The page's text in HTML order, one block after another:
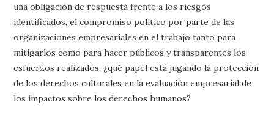
una obligación de respuesta frente a los riesgos
identificados, el compromiso político por parte de las
organizaciones empresariales en el trabajo tanto para
mitigarlos como para hacer públicos y transparentes los
esfuerzos realizados, ¿qué papel está jugando la protección
de los derechos culturales en la evaluación empresarial de
los impactos sobre los derechos humanos?